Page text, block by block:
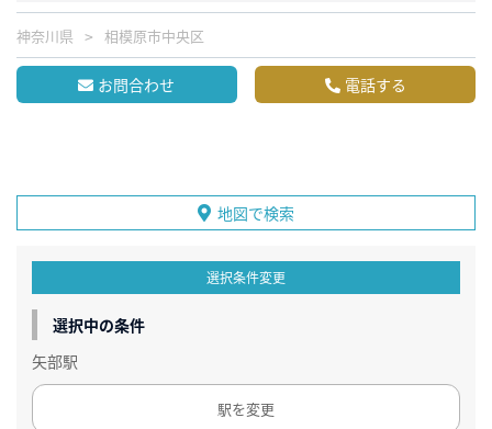
神奈川県 相模原市中央区
お問合わせ 電話する
地図で検索
選択条件変更
選択中の条件
矢部駅
駅を変更